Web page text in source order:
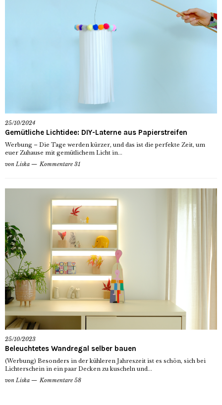
25/10/2024
Gemütliche Lichtidee: DIY-Laterne aus Papierstreifen
Werbung – Die Tage werden kürzer, und das ist die perfekte Zeit, um
euer Zuhause mit gemütlichem Licht in...
von Liska Kommentare 31
25/10/2023
Beleuchtetes Wandregal selber bauen
(Werbung) Besonders in der kühleren Jahreszeit ist es schön, sich bei
Lichterschein in ein paar Decken zu kuscheln und...
von Liska Kommentare 58